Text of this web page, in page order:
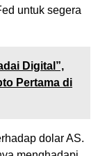
untuk segera
Digital”,
Pertama di
dolar AS.